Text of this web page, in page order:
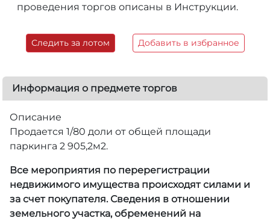
проведения торгов описаны в Инструкции.
Следить за лотом Добавить в избранное
Информация о предмете торгов
Описание
Продается 1/80 доли от общей площади
паркинга 2 905,2м2.
Все мероприятия по перерегистрации
недвижимого имущества происходят силами и
за счет покупателя. Сведения в отношении
земельного участка, обременений на